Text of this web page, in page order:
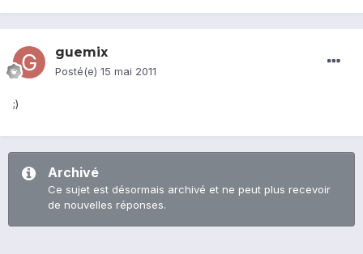
guemix
Posté(e) 15 mai 2011
;)
Archivé
Ce sujet est désormais archivé et ne peut plus recevoir
de nouvelles réponses.